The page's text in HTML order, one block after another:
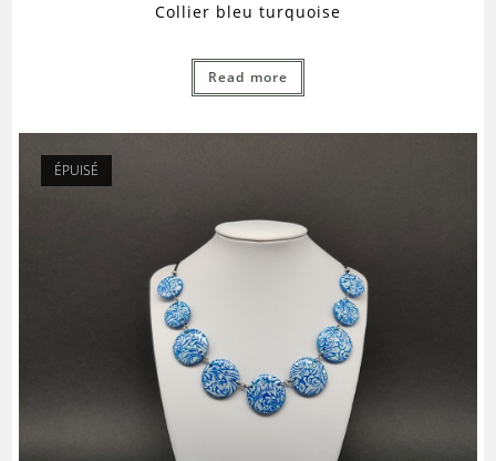
Collier bleu turquoise
Read more
ÉPUISÉ